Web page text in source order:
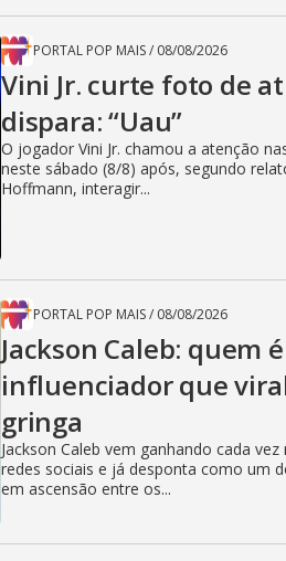
PORTAL POP MAIS/ 08/08/2026
Vini Jr. curte foto de
dispara: “Uau”
O jogador Vini Jr. chamou a atenção
neste sábado (8/8) após, segundo
Hoffmann, interagir...
PORTAL POP MAIS/ 08/08/2026
Jackson Caleb: quem
influenciador que
gringa
Jackson Caleb vem ganhando cada
redes sociais e já desponta como um
em ascensão entre os...